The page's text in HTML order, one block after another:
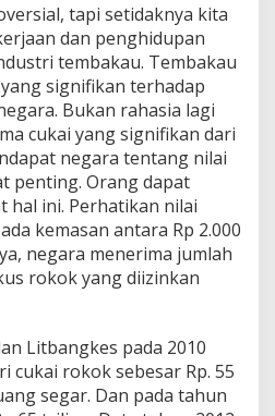
tapi setidaknya kita
dan penghidupan
tembakau. Tembakau
signifikan terhadap
Bukan rahasia lagi
cukai yang signifikan dari
negara tentang nilai
penting. Orang dapat
hal ini. Perhatikan nilai
kemasan antara Rp 2.000
negara menerima jumlah
rokok yang diizinkan
Litbangkes pada 2010
cukai rokok sebesar Rp. 55
segar. Dan pada tahun